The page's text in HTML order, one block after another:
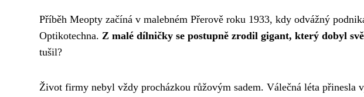
Příběh Meopty začíná v malebném Přerově roku 1933, kdy odvážný
Optikotechna. Z malé dílničky se postupně zrodil gigant, který dobyl
tušil?
Život firmy nebyl vždy procházkou růžovým sadem. Válečná léta přinesla